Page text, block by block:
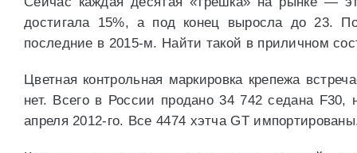
достигала 15%, а под конец выросла до 23.
последние в 2015-м. Найти такой в приличном
Цветная контрольная маркировка крепежа
нет. Всего в России продано 34 742 седана
апреля 2012-го. Все 4474 хэтча GT